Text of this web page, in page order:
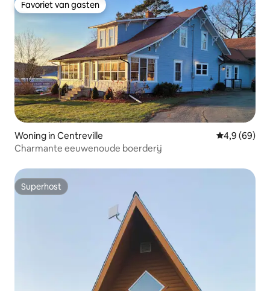
Favoriet van gasten
Favoriet van gasten
Woning in Centreville Gemiddelde
4,9 (69)
Charmante eeuwenoude boerderij
Superhost
Superhost